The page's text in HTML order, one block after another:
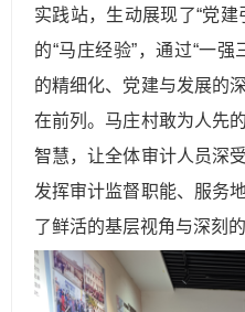
实践站，生动展现了“党
的“马庄经验”，通过“一
的精细化、党建与发展的
在前列。马庄村敢为人先
智慧，让全体审计人员深
发挥审计监督职能、服务
了鲜活的基层视角与深刻的